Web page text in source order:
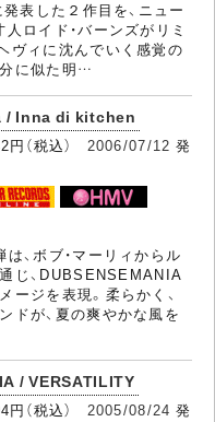
表した２作目を、ニュー
人ロイド・バーンズがリミ
ヴィに沈んでいく感覚の
に似た明…
/ Inna di kitchen
（税込） 2006/07/12 発
、ボブ・マーリィからル
じ、DUBSENSEMANIA
ージを表現。柔らかく、
ドが、夏の爽やかな風を
/ VERSATILITY
（税込） 2005/08/24 発